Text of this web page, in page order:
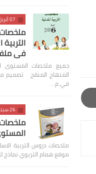
07 أبريل 2021
في
جميع ملخصات المستوى
المنهاج المنقح تصميم
في م…
26 سبتمبر 2022
ملخصات دروس التربية
موقع همام التربوي